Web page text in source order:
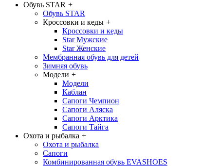
Обувь STAR +
Обувь STAR
Кроссовки и кеды +
Кроссовки и кеды
Star Мужские
Star Женские
Мембранная обувь для детей
Зимняя обувь
Модели +
Модели
Каблан
Сапоги Чемпион
Сапоги Аляска
Сапоги Арктика
Сапоги Тайга
Охота и рыбалка +
Охота и рыбалка
Сапоги
Комбинированная обувь EVASHOES